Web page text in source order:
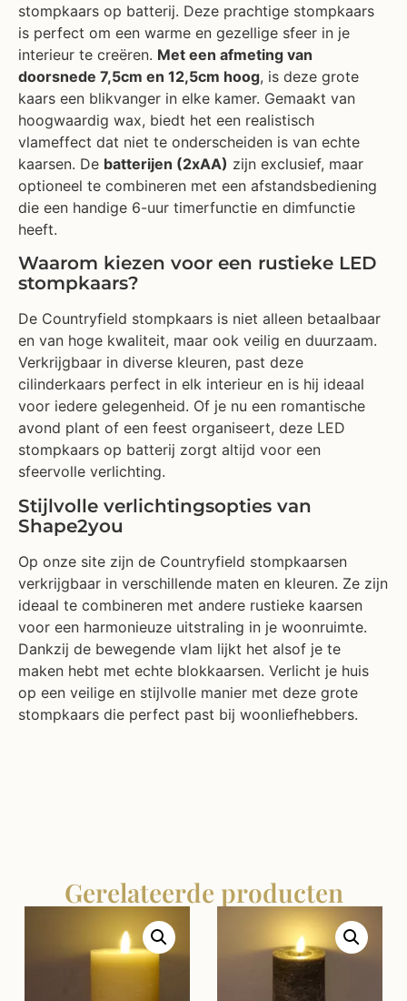
stompkaars op batterij. Deze prachtige stompkaars
is perfect om een warme en gezellige sfeer in je
interieur te creëren. Met een afmeting van
doorsnede 7,5cm en 12,5cm hoog, is deze grote
kaars een blikvanger in elke kamer. Gemaakt van
hoogwaardig wax, biedt het een realistisch
vlameffect dat niet te onderscheiden is van echte
kaarsen. De batterijen (2xAA) zijn exclusief, maar
optioneel te combineren met een afstandsbediening
die een handige 6-uur timerfunctie en dimfunctie
heeft.
Waarom kiezen voor een rustieke LED
stompkaars?
De Countryfield stompkaars is niet alleen betaalbaar
en van hoge kwaliteit, maar ook veilig en duurzaam.
Verkrijgbaar in diverse kleuren, past deze
cilinderkaars perfect in elk interieur en is hij ideaal
voor iedere gelegenheid. Of je nu een romantische
avond plant of een feest organiseert, deze LED
stompkaars op batterij zorgt altijd voor een
sfeervolle verlichting.
Stijlvolle verlichtingsopties van
Shape2you
Op onze site zijn de Countryfield stompkaarsen
verkrijgbaar in verschillende maten en kleuren. Ze zijn
ideaal te combineren met andere rustieke kaarsen
voor een harmonieuze uitstraling in je woonruimte.
Dankzij de bewegende vlam lijkt het alsof je te
maken hebt met echte blokkaarsen. Verlicht je huis
op een veilige en stijlvolle manier met deze grote
stompkaars die perfect past bij woonliefhebbers.
Gerelateerde producten